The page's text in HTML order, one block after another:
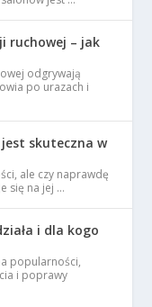
ruchowej – jak
odgrywają
po urazach i
skuteczna w
ale czy naprawdę
się na jej …
i dla kogo
popularności,
i poprawy